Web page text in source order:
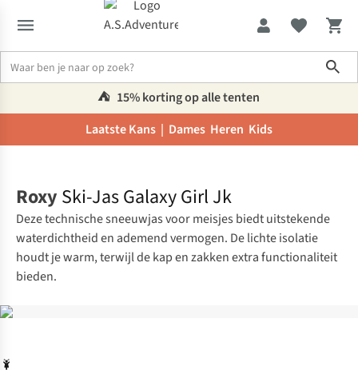
⛺️ 15% korting op alle tenten
Laatste Kans | Dames Heren Kids
Roxy Ski-Jas Galaxy Girl Jk
Deze technische sneeuwjas voor meisjes biedt uitstekende
waterdichtheid en ademend vermogen. De lichte isolatie
houdt je warm, terwijl de kap en zakken extra functionaliteit
bieden.